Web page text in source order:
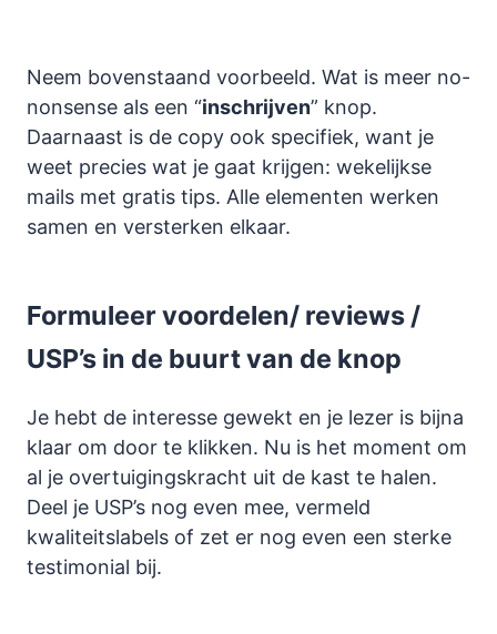
Neem bovenstaand voorbeeld. Wat is meer no-
nonsense als een “inschrijven” knop.
Daarnaast is de copy ook specifiek, want je
weet precies wat je gaat krijgen: wekelijkse
mails met gratis tips. Alle elementen werken
samen en versterken elkaar.
Formuleer voordelen/ reviews /
USP’s in de buurt van de knop
Je hebt de interesse gewekt en je lezer is bijna
klaar om door te klikken. Nu is het moment om
al je overtuigingskracht uit de kast te halen.
Deel je USP’s nog even mee, vermeld
kwaliteitslabels of zet er nog even een sterke
testimonial bij.